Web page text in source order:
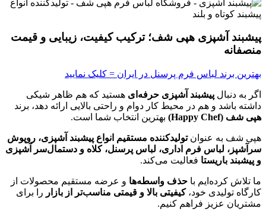
پیشبند آشپزی هپی شف؛ ترکیب کیفیت، زیبایی و قیمت
منصفانه
بهترین برند لباس فرم پرسنل در ایران = کلیک نمایید
اگر به دنبال پیشبند آشپزی حرفه‌ای هستید که هم ظاهر شیکی
داشته باشد و هم در محیط کار دوام و راحتی بالایی ارائه دهد، برند
هپی شف (Happy Chef)
بهترین انتخاب شما است.
هپی شف به عنوانتولیدکننده مستقیم انواع پیشبند آشپزی، روپوش
سرآشپز، لباس فرم اداری، لباس پرسنل، کلاه و دستمال‌سر آشپزی
و پیشبند باریستا فعالیت می‌کند.
ما تلاش کرده‌ایم با حذف واسطه‌ها و عرضه مستقیم محصولات از
کارگاه تولیدی خود،کیفیتی بالا و قیمتی مناسب‌تر از بازار را برای
مشتریان عزیز فراهم کنیم.